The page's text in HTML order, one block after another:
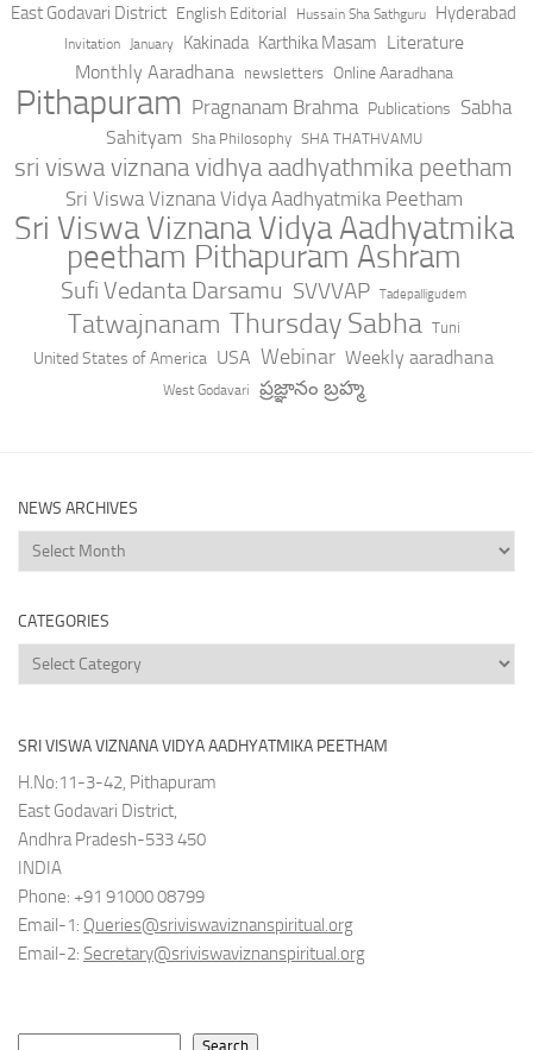
East Godavari District English Editorial Hussain Sha Sathguru Hyderabad
Invitation January Kakinada Karthika Masam Literature
Monthly Aaradhana
newsletters Online Aaradhana
Pithapuram Pragnanam Brahma Publications Sabha
Sahityam Sha Philosophy SHA THATHVAMU
sri viswa viznana vidhya aadhyathmika peetham
Sri Viswa Viznana Vidya Aadhyatmika Peetham
Sri Viswa Viznana Vidya Aadhyatmika
peetham Pithapuram Ashram
Sufi Vedanta Darsamu SVVVAP Tadepalligudem
Tatwajnanam Thursday Sabha Tuni
United States of America USA Webinar Weekly aaradhana
West Godavari ప్రజ్ఞానం బ్రహ్మ
NEWS ARCHIVES
News
Archives
CATEGORIES
Categories
SRI VISWA VIZNANA VIDYA AADHYATMIKA PEETHAM
H.No:11-3-42, Pithapuram
East Godavari District,
Andhra Pradesh-533 450
INDIA
Phone: +91 91000 08799
Email-1: Queries@sriviswaviznanspiritual.org
Email-2: Secretary@sriviswaviznanspiritual.org
Search